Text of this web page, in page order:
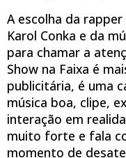
A escolha da
Karol Conka e da
para chamar a
Show na Faixa é
publicitária, é uma
música boa, clipe,
interação em
muito forte e fala
momento de